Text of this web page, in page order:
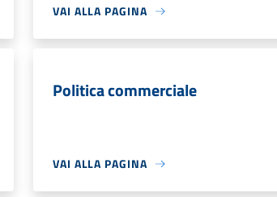
VAI ALLA PAGINA
Politica commerciale
VAI ALLA PAGINA